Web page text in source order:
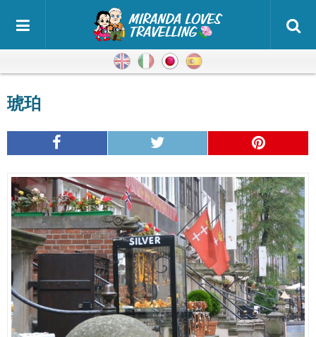
英語 イタリア語
日本語
琥珀